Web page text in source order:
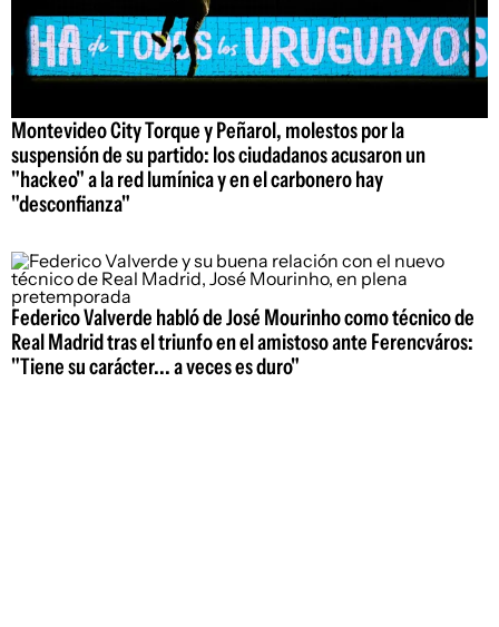
Montevideo City Torque y Peñarol, molestos por la
suspensión de su partido: los ciudadanos acusaron un
"hackeo" a la red lumínica y en el carbonero hay
"desconfianza"
Federico Valverde habló de José Mourinho como técnico de
Real Madrid tras el triunfo en el amistoso ante Ferencváros:
"Tiene su carácter... a veces es duro"